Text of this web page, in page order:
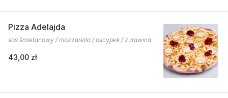
Pizza Adelajda
sos śmietanowy / mozzarella / oscypek / żurawina
43,00 zł